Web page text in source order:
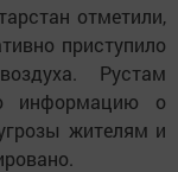
отметили,
приступило
Рустам
информацию о
жителям и